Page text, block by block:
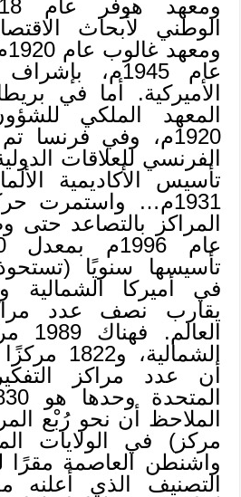
عام 1945م،
الأميركية. أما في
المعهد الملكي
1920م، وفي فرنسا
الفرنسي للعلاقات
تأسيس الأكاديمية
1931م… واستمرت
المراكز بالتصاعد
تأسيسها سنويًا
في أميركا الشمالية
يقارب نصف عدد
أن عدد مراكز
مركز) في الولايات
واشنطن العاصمة
التصنيف الذي أعلنه